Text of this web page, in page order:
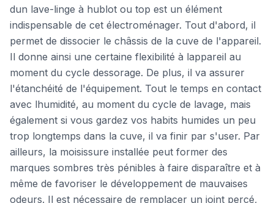
dun lave-linge à hublot ou top est un élément
indispensable de cet électroménager. Tout d'abord, il
permet de dissocier le châssis de la cuve de l'appareil.
Il donne ainsi une certaine flexibilité à lappareil au
moment du cycle dessorage. De plus, il va assurer
l'étanchéité de l'équipement. Tout le temps en contact
avec lhumidité, au moment du cycle de lavage, mais
également si vous gardez vos habits humides un peu
trop longtemps dans la cuve, il va finir par s'user. Par
ailleurs, la moisissure installée peut former des
marques sombres très pénibles à faire disparaître et à
même de favoriser le développement de mauvaises
odeurs. Il est nécessaire de remplacer un joint percé,